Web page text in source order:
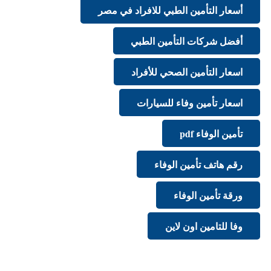
أسعار التأمين الطبي للافراد في مصر
أفضل شركات التأمين الطبي
اسعار التأمين الصحي للأفراد
اسعار تأمين وفاء للسيارات
تأمين الوفاء pdf
رقم هاتف تأمين الوفاء
ورقة تأمين الوفاء
وفا للتامين اون لاين